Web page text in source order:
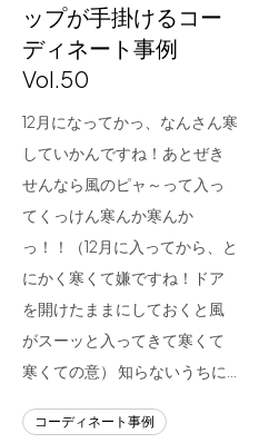
フラッグシップストア
熊本店
Arv
ップが手掛けるコー
ディネート事例
Vol.50
12月になってかっ、なんさん寒
していかんですね！あとぜき
せんなら風のピャ～って入っ
てくっけん寒んか寒んか
っ！！（12月に入ってから、と
にかく寒くて嫌ですね！ドア
を開けたままにしておくと風
がスーッと入ってきて寒くて
寒くての意） 知らないうちに…
コーディネート事例